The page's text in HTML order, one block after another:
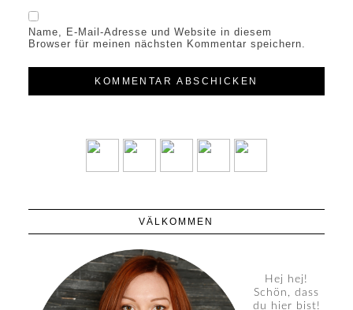
Name, E-Mail-Adresse und Website in diesem
Browser für meinen nächsten Kommentar speichern.
VÄLKOMMEN
Hej hej!
Schön, dass
du hier bist!